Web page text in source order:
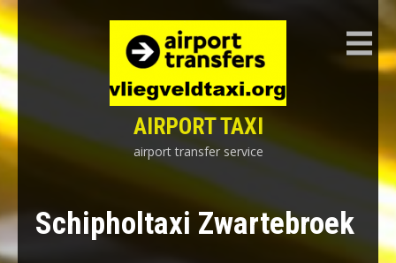
Skip
to
content
AIRPORT TAXI
airport transfer service
Schipholtaxi Zwartebroek